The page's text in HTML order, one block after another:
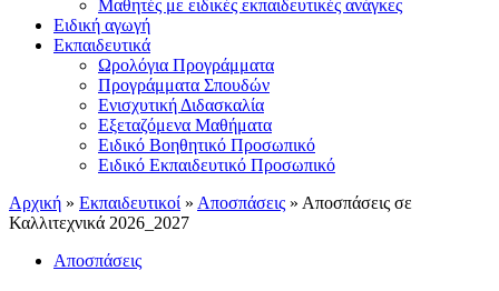
Μαθητές με ειδικές εκπαιδευτικές ανάγκες
Ειδική αγωγή
Εκπαιδευτικά
Ωρολόγια Προγράμματα
Προγράμματα Σπουδών
Ενισχυτική Διδασκαλία
Εξεταζόμενα Μαθήματα
Ειδικό Βοηθητικό Προσωπικό
Ειδικό Εκπαιδευτικό Προσωπικό
Αρχική » Εκπαιδευτικοί » Αποσπάσεις » Αποσπάσεις σε
Καλλιτεχνικά 2026_2027
Αποσπάσεις